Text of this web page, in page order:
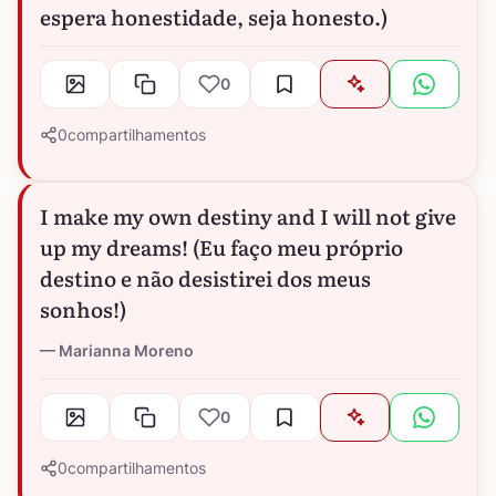
espera honestidade, seja honesto.)
0
0compartilhamentos
I make my own destiny and I will not give
up my dreams! (Eu faço meu próprio
destino e não desistirei dos meus
sonhos!)
Marianna Moreno
0
0compartilhamentos